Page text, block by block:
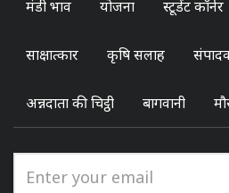
मंडी भाव योजना स्टूडेंट कॉर्नर
साक्षात्कार कृषि सलाह
अन्नदाता की चिट्ठी बागवानी